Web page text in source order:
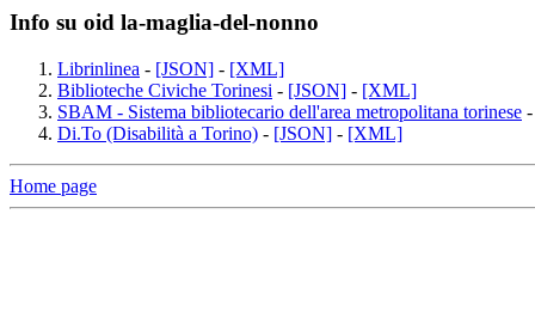
Info su oid la-maglia-del-nonno
Librinlinea - [JSON] - [XML]
Biblioteche Civiche Torinesi - [JSON] - [XML]
SBAM - Sistema bibliotecario dell'area metropolitana torinese
Di.To (Disabilità a Torino) - [JSON] - [XML]
Home page